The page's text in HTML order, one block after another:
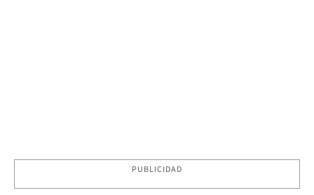
PUBLICIDAD